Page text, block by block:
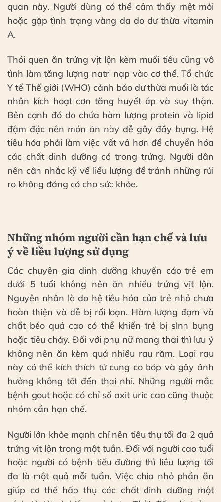
quan này. Người dùng có thể cảm thấy mệt mỏi
hoặc gặp tình trạng vàng da do dư thừa vitamin
A.
Thói quen ăn trứng vịt lộn kèm muối tiêu cũng vô
tình làm tăng lượng natri nạp vào cơ thể. Tổ chức
Y tế Thế giới (WHO) cảnh báo dư thừa muối là tác
nhân kích hoạt cơn tăng huyết áp và suy thận.
Bên cạnh đó do chứa hàm lượng protein và lipid
đậm đặc nên món ăn này dễ gây đầy bụng. Hệ
tiêu hóa phải làm việc vất vả hơn để chuyển hóa
các chất dinh dưỡng có trong trứng. Người dân
nên cân nhắc kỹ về liều lượng để tránh những rủi
ro không đáng có cho sức khỏe.
Những nhóm người cần hạn chế và lưu
ý về liều lượng sử dụng
Các chuyên gia dinh dưỡng khuyến cáo trẻ em
dưới 5 tuổi không nên ăn nhiều trứng vịt lộn.
Nguyên nhân là do hệ tiêu hóa của trẻ nhỏ chưa
hoàn thiện và dễ bị rối loạn. Hàm lượng đạm và
chất béo quá cao có thể khiến trẻ bị sình bụng
hoặc tiêu chảy. Đối với phụ nữ mang thai thì lưu ý
không nên ăn kèm quá nhiều rau răm. Loại rau
này có thể kích thích tử cung co bóp và gây ảnh
hưởng không tốt đến thai nhi. Những người mắc
bệnh gout hoặc có chỉ số axit uric cao cũng thuộc
nhóm cần hạn chế.
Người lớn khỏe mạnh chỉ nên tiêu thụ tối đa 2 quả
trứng vịt lộn trong một tuần. Đối với người cao tuổi
hoặc người có bệnh tiểu đường thì liều lượng tối
đa là một quả mỗi tuần. Việc chia nhỏ phần ăn
giúp cơ thể hấp thụ các chất dinh dưỡng một